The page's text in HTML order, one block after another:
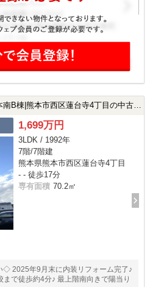
|熊本市西区蓮台寺4丁目の中古マンション
1,699万円
3LDK / 1992年
7階/7階建
熊本県熊本市西区蓮台寺4丁目
- - 徒歩17分
専有面積 70.2㎡
2025年9月末に内装リフォーム完了♪
まで徒歩約4分♪ 最上階南向きで陽当り